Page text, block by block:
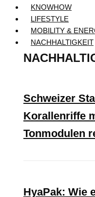
KNOWHOW
LIFESTYLE
MOBILITY &
NACHHALTIGKEIT
Schweizer
Korallenriffe
Tonmodulen
HyaPak: Wie